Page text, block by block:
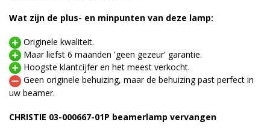
Wat zijn de plus- en minpunten van deze lamp:
Originele kwaliteit.
Maar liefst 6 maanden 'geen gezeur' garantie.
Hoogste klantcijfer en het meest verkocht.
Geen originele behuizing, maar de behuizing past perfect in
uw beamer.
CHRISTIE 03-000667-01P beamerlamp vervangen